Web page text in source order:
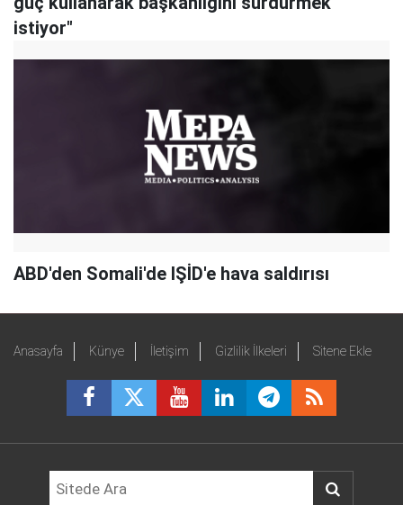
istiyor"
ABD'den Somali'de IŞİD'e hava saldırısı
Anasayfa Künye İletişim Gizlilik İlkeleri Sitene Ekle